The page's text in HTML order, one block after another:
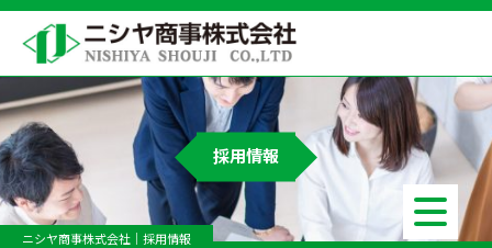
採用情報
ニシヤ商事株式会社 採用情報